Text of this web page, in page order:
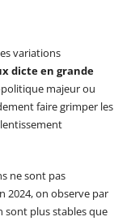
variations
dicte en grande
majeur ou
faire grimper les
ne sont pas
2024, on observe par
sont plus stables que